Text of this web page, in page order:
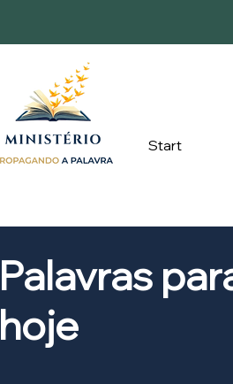
Start
Palavras
hoje